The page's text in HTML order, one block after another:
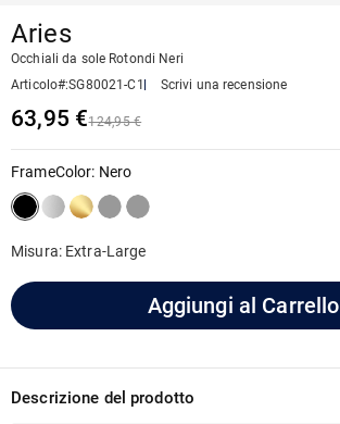
Aries
Occhiali da sole Rotondi Neri
Articolo#:SG80021-C1 Scrivi una recensione
63,95 €124,95 €
FrameColor: Nero
Misura: Extra-Large
Aggiungi al Carrello
Descrizione del prodotto